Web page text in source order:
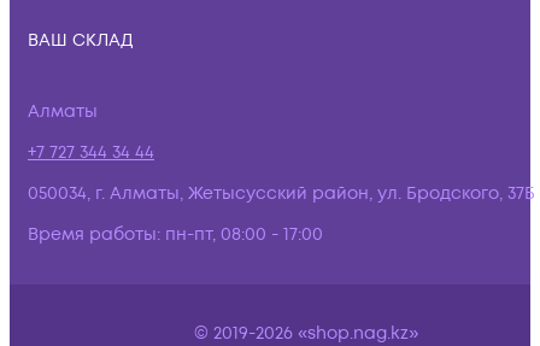
ВАШ СКЛАД
Алматы
+7 727 344 34 44
050034, г. Алматы, Жетысусский район, ул. Бродского, 37Б
Время работы: пн-пт, 08:00 - 17:00
© 2019-2026 «shop.nag.kz»